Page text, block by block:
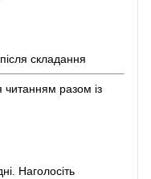
складання
разом із
Наголосіть